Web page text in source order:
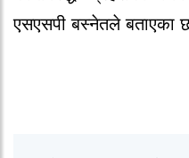
एसएसपी बस्नेतले बताएका